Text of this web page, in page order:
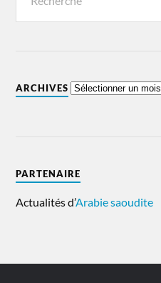
ARCHIVES
PARTENAIRE
Actualités d’Arabie saoudite